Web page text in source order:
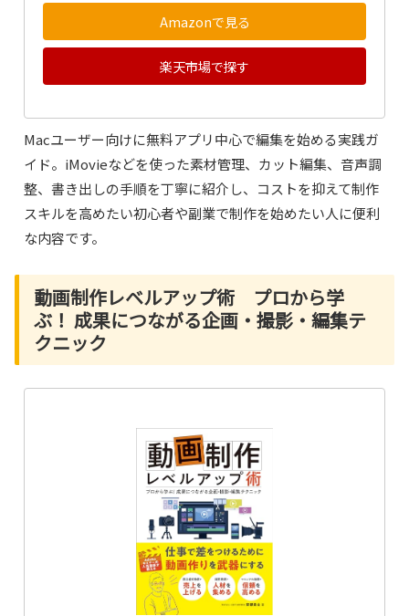
Amazonで見る
楽天市場で探す
Macユーザー向けに無料アプリ中心で編集を始める実践ガ
イド。iMovieなどを使った素材管理、カット編集、音声調
整、書き出しの手順を丁寧に紹介し、コストを抑えて制作
スキルを高めたい初心者や副業で制作を始めたい人に便利
な内容です。
動画制作レベルアップ術 プロから学
ぶ！ 成果につながる企画・撮影・編集テ
クニック